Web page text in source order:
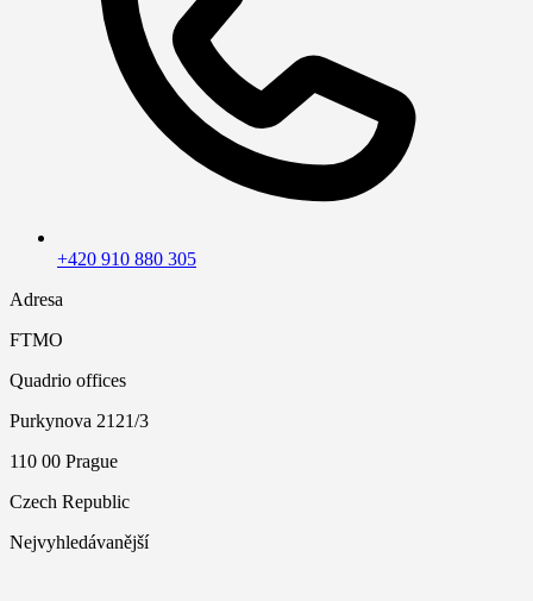
+420 910 880 305
Adresa
FTMO
Quadrio offices
Purkynova 2121/3
110 00 Prague
Czech Republic
Nejvyhledávanější